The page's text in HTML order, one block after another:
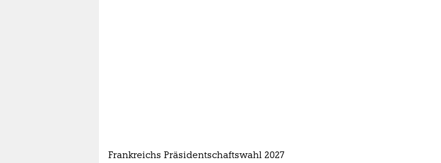
Frankreichs Präsidentschaftswahl 2027